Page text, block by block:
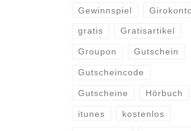
Gewinnspiel Girokonto
gratis Gratisartikel
Groupon Gutschein
Gutscheincode
Gutscheine Hörbuch
itunes kostenlos